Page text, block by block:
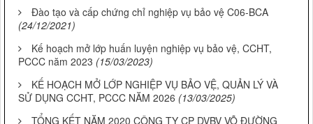
Đào tạo và cấp chứng chỉ nghiệp vụ bảo vệ C06-BCA
(24/12/2021)
Kế hoạch mở lớp huấn luyện nghiệp vụ bảo vệ, CCHT,
PCCC năm 2023 (15/03/2023)
KẾ HOẠCH MỞ LỚP NGHIỆP VỤ BẢO VỆ, QUẢN LÝ VÀ
SỬ DỤNG CCHT, PCCC NĂM 2026 (13/03/2025)
TỔNG KẾT NĂM 2020 CÔNG TY CP DVBV VÕ ĐƯỜNG